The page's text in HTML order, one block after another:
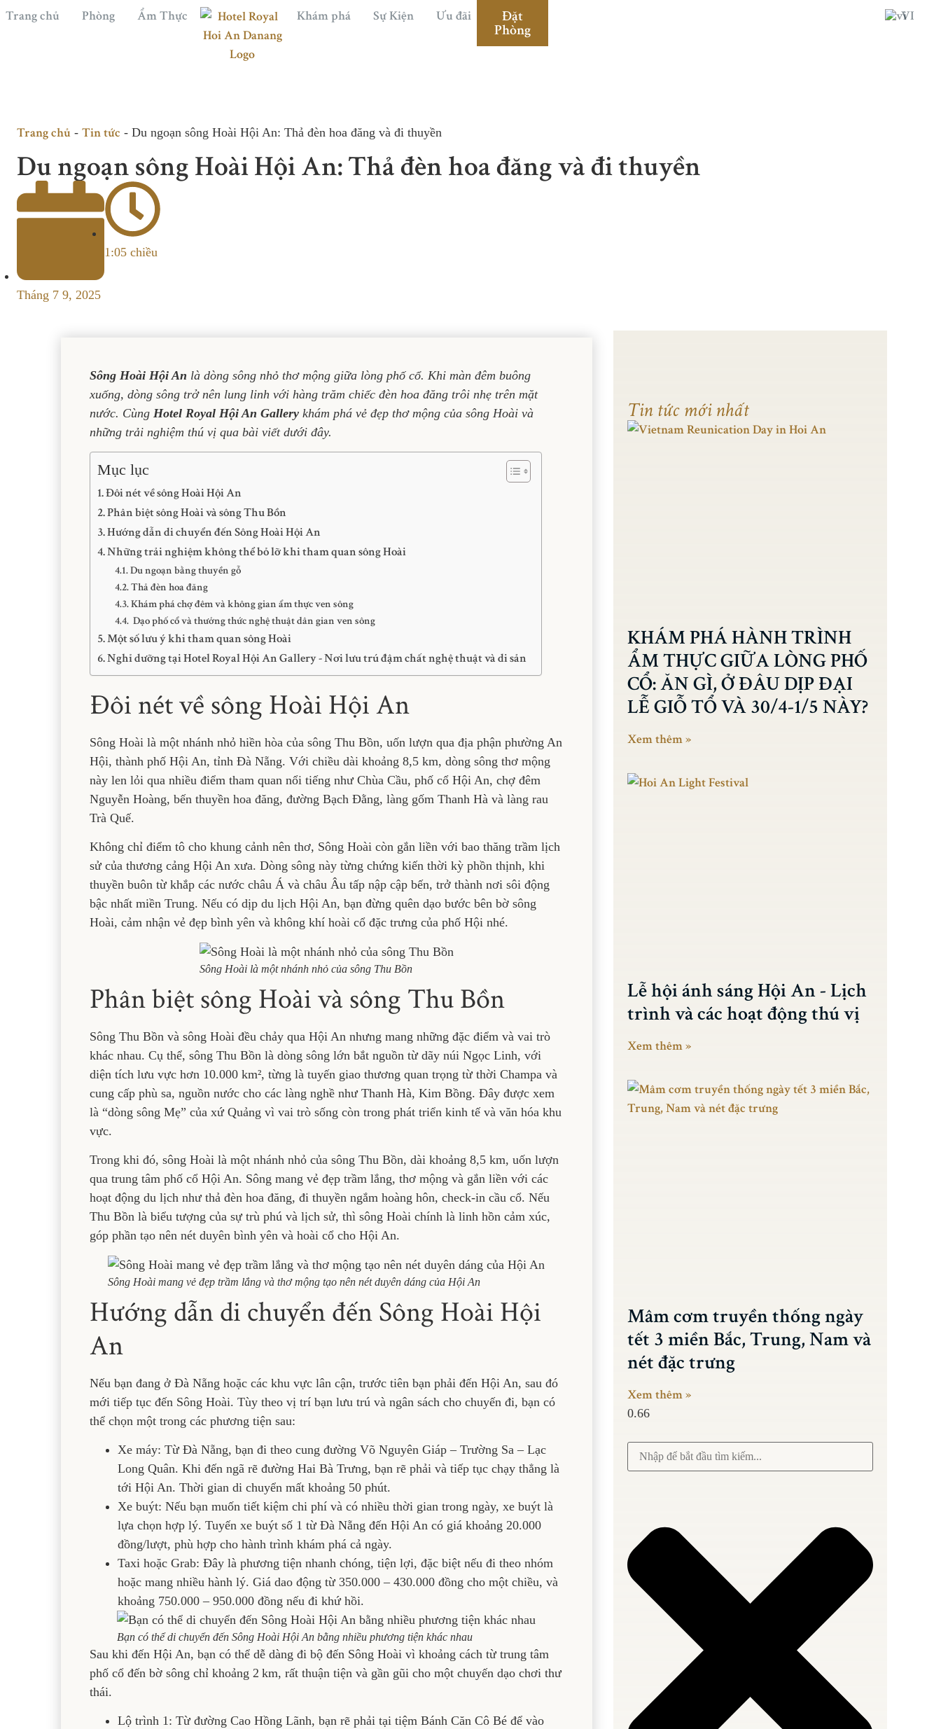
Trang chủ Phòng Ẩm Thực Khám phá Sự Kiện Ưu đãi Đặt
Phòng
VI
Trang chủ - Tin tức - Du ngoạn sông Hoài Hội An: Thả đèn hoa đăng và đi thuyền
Du ngoạn sông Hoài Hội An: Thả đèn hoa đăng và đi thuyền
Tháng 7 9, 2025
1:05 chiều
Sông Hoài Hội An là dòng sông nhỏ thơ mộng giữa lòng phố cổ. Khi màn đêm buông
xuống, dòng sông trở nên lung linh với hàng trăm chiếc đèn hoa đăng trôi nhẹ trên mặt
nước. Cùng Hotel Royal Hội An Gallerykhám phá vẻ đẹp thơ mộng của sông Hoài và
những trải nghiệm thú vị qua bài viết dưới đây.
Mục lục
Đôi nét về sông Hoài Hội An
Phân biệt sông Hoài và sông Thu Bồn
Hướng dẫn di chuyển đến Sông Hoài Hội An
Những trải nghiệm không thể bỏ lỡ khi tham quan sông Hoài
Du ngoạn bằng thuyền gỗ
Thả đèn hoa đăng
Khám phá chợ đêm và không gian ẩm thực ven sông
Dạo phố cổ và thưởng thức nghệ thuật dân gian ven sông
Một số lưu ý khi tham quan sông Hoài
Nghỉ dưỡng tại Hotel Royal Hội An Gallery - Nơi lưu trú đậm chất nghệ thuật và di sản
Đôi nét về sông Hoài Hội An
Sông Hoài là một nhánh nhỏ hiền hòa của sông Thu Bồn, uốn lượn qua địa phận phường An
Hội, thành phố Hội An, tỉnh Đà Nẵng. Với chiều dài khoảng 8,5 km, dòng sông thơ mộng
này len lỏi qua nhiều điểm tham quan nổi tiếng như Chùa Cầu, phố cổ Hội An, chợ đêm
Nguyễn Hoàng, bến thuyền hoa đăng, đường Bạch Đằng, làng gốm Thanh Hà và làng rau
Trà Quế.
Không chỉ điểm tô cho khung cảnh nên thơ, Sông Hoài còn gắn liền với bao thăng trầm lịch
sử của thương cảng Hội An xưa. Dòng sông này từng chứng kiến thời kỳ phồn thịnh, khi
thuyền buôn từ khắp các nước châu Á và châu Âu tấp nập cập bến, trở thành nơi sôi động
bậc nhất miền Trung. Nếu có dịp du lịch Hội An, bạn đừng quên dạo bước bên bờ sông
Hoài, cảm nhận vẻ đẹp bình yên và không khí hoài cổ đặc trưng của phố Hội nhé.
Sông Hoài là một nhánh nhỏ của sông Thu Bồn
Phân biệt sông Hoài và sông Thu Bồn
Sông Thu Bồn và sông Hoài đều chảy qua Hội An nhưng mang những đặc điểm và vai trò
khác nhau. Cụ thể, sông Thu Bồn là dòng sông lớn bắt nguồn từ dãy núi Ngọc Linh, với
diện tích lưu vực hơn 10.000 km², từng là tuyến giao thương quan trọng từ thời Champa và
cung cấp phù sa, nguồn nước cho các làng nghề như Thanh Hà, Kim Bồng. Đây được xem
là “dòng sông Mẹ” của xứ Quảng vì vai trò sống còn trong phát triển kinh tế và văn hóa khu
vực.
Trong khi đó, sông Hoài là một nhánh nhỏ của sông Thu Bồn, dài khoảng 8,5 km, uốn lượn
qua trung tâm phố cổ Hội An. Sông mang vẻ đẹp trầm lắng, thơ mộng và gắn liền với các
hoạt động du lịch như thả đèn hoa đăng, đi thuyền ngắm hoàng hôn, check-in cầu cổ. Nếu
Thu Bồn là biểu tượng của sự trù phú và lịch sử, thì sông Hoài chính là linh hồn cảm xúc,
góp phần tạo nên nét duyên bình yên và hoài cổ cho Hội An.
Sông Hoài mang vẻ đẹp trầm lắng và thơ mộng tạo nên nét duyên dáng của Hội An
Hướng dẫn di chuyển đến Sông Hoài Hội
An
Nếu bạn đang ở Đà Nẵng hoặc các khu vực lân cận, trước tiên bạn phải đến Hội An, sau đó
mới tiếp tục đến Sông Hoài. Tùy theo vị trí bạn lưu trú và ngân sách cho chuyến đi, bạn có
thể chọn một trong các phương tiện sau:
Xe máy: Từ Đà Nẵng, bạn đi theo cung đường Võ Nguyên Giáp – Trường Sa – Lạc
Long Quân. Khi đến ngã rẽ đường Hai Bà Trưng, bạn rẽ phải và tiếp tục chạy thẳng là
tới Hội An. Thời gian di chuyển mất khoảng 50 phút.
Xe buýt: Nếu bạn muốn tiết kiệm chi phí và có nhiều thời gian trong ngày, xe buýt là
lựa chọn hợp lý. Tuyến xe buýt số 1 từ Đà Nẵng đến Hội An có giá khoảng 20.000
đồng/lượt, phù hợp cho hành trình khám phá cả ngày.
Taxi hoặc Grab: Đây là phương tiện nhanh chóng, tiện lợi, đặc biệt nếu đi theo nhóm
hoặc mang nhiều hành lý. Giá dao động từ 350.000 – 430.000 đồng cho một chiều, và
khoảng 750.000 – 950.000 đồng nếu đi khứ hồi.
Bạn có thể di chuyển đến Sông Hoài Hội An bằng nhiều phương tiện khác nhau
Sau khi đến Hội An, bạn có thể dễ dàng đi bộ đến Sông Hoài vì khoảng cách từ trung tâm
phố cổ đến bờ sông chỉ khoảng 2 km, rất thuận tiện và gần gũi cho một chuyến dạo chơi thư
thái.
Lộ trình 1: Từ đường Cao Hồng Lãnh, bạn rẽ phải tại tiệm Bánh Căn Cô Bé để vào
Tin tức mới nhất
KHÁM PHÁ HÀNH TRÌNH
ẨM THỰC GIỮA LÒNG PHỐ
CỔ: ĂN GÌ, Ở ĐÂU DỊP ĐẠI
LỄ GIỖ TỔ VÀ 30/4-1/5 NÀY?
Xem thêm »
Lễ hội ánh sáng Hội An - Lịch
trình và các hoạt động thú vị
Xem thêm »
Mâm cơm truyền thống ngày
tết 3 miền Bắc, Trung, Nam và
nét đặc trưng
Xem thêm »